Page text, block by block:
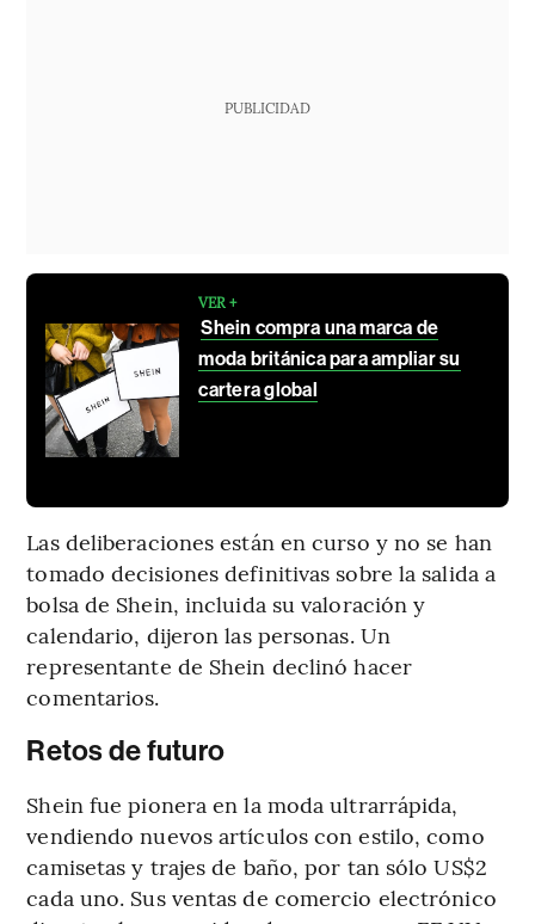
PUBLICIDAD
VER +
Shein compra una marca de
moda británica para ampliar su
cartera global
Las deliberaciones están en curso y no se han
tomado decisiones definitivas sobre la salida a
bolsa de Shein, incluida su valoración y
calendario, dijeron las personas. Un
representante de Shein declinó hacer
comentarios.
Retos de futuro
Shein fue pionera en la moda ultrarrápida,
vendiendo nuevos artículos con estilo, como
camisetas y trajes de baño, por tan sólo US$2
cada uno. Sus ventas de comercio electrónico